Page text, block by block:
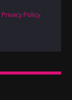
Privacy Policy